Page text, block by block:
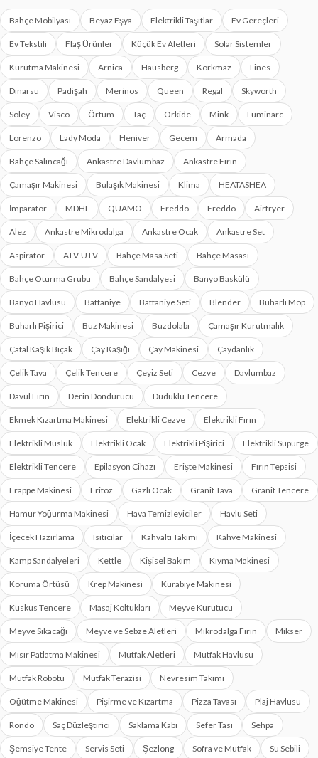
Bahçe Mobilyası Beyaz Eşya Elektrikli Taşıtlar Ev Gereçleri
Ev Tekstili Flaş Ürünler Küçük Ev Aletleri Solar Sistemler
Kurutma Makinesi Arnica Hausberg Korkmaz Lines
Dinarsu Padişah Merinos Queen Regal Skyworth
Soley Visco Örtüm Taç Orkide Mink Luminarc
Lorenzo Lady Moda Heniver Gecem Armada
Bahçe Salıncağı Ankastre Davlumbaz Ankastre Fırın
Çamaşır Makinesi Bulaşık Makinesi Klima HEATASHEA
İmparator MDHL QUAMO Freddo Freddo Airfryer
Alez Ankastre Mikrodalga Ankastre Ocak Ankastre Set
Aspiratör ATV-UTV Bahçe Masa Seti Bahçe Masası
Bahçe Oturma Grubu Bahçe Sandalyesi Banyo Baskülü
Banyo Havlusu Battaniye Battaniye Seti Blender Buharlı Mop
Buharlı Pişirici Buz Makinesi Buzdolabı Çamaşır Kurutmalık
Çatal Kaşık Bıçak Çay Kaşığı Çay Makinesi Çaydanlık
Çelik Tava Çelik Tencere Çeyiz Seti Cezve Davlumbaz
Davul Fırın Derin Dondurucu Düdüklü Tencere
Ekmek Kızartma Makinesi Elektrikli Cezve Elektrikli Fırın
Elektrikli Musluk Elektrikli Ocak Elektrikli Pişirici Elektrikli Süpürge
Elektrikli Tencere Epilasyon Cihazı Erişte Makinesi Fırın Tepsisi
Frappe Makinesi Fritöz Gazlı Ocak Granit Tava Granit Tencere
Hamur Yoğurma Makinesi Hava Temizleyiciler Havlu Seti
İçecek Hazırlama Isıtıcılar Kahvaltı Takımı Kahve Makinesi
Kamp Sandalyeleri Kettle Kişisel Bakım Kıyma Makinesi
Koruma Örtüsü Krep Makinesi Kurabiye Makinesi
Kuskus Tencere Masaj Koltukları Meyve Kurutucu
Meyve Sıkacağı Meyve ve Sebze Aletleri Mikrodalga Fırın Mikser
Mısır Patlatma Makinesi Mutfak Aletleri Mutfak Havlusu
Mutfak Robotu Mutfak Terazisi Nevresim Takımı
Öğütme Makinesi Pişirme ve Kızartma Pizza Tavası Plaj Havlusu
Rondo Saç Düzleştirici Saklama Kabı Sefer Tası Sehpa
Şemsiye Tente Servis Seti Şezlong Sofra ve Mutfak Su Sebili